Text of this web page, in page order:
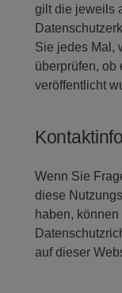
gilt die jeweils
Sie jedes Mal,
überprüfen, ob
veröffentlicht
Wenn Sie
diese
haben,
auf dieser